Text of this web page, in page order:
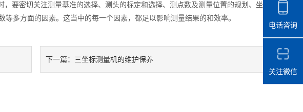
要密切关注测量基准的选择、测头的标定和选择、测点数及测量位置的规划、坐
多方面的因素。这当中的每一个因素，都足以影响测量结果的和效率。
下一篇： 三坐标测量机的维护保养
电话咨询
关注微信